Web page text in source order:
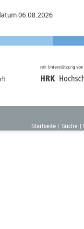
06.08.2026
Startseite
Suche